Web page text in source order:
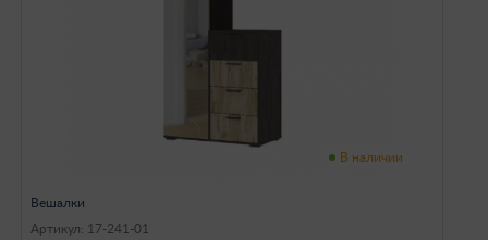
В наличии
Вешалки
Артикул: 17-241-01